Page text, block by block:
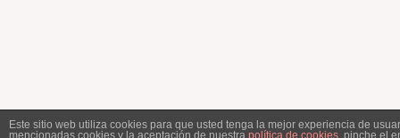
Este sitio web utiliza cookies para que usted tenga la mejor experiencia de
mencionadas cookies y la aceptación de nuestra política de cookies , pinche el